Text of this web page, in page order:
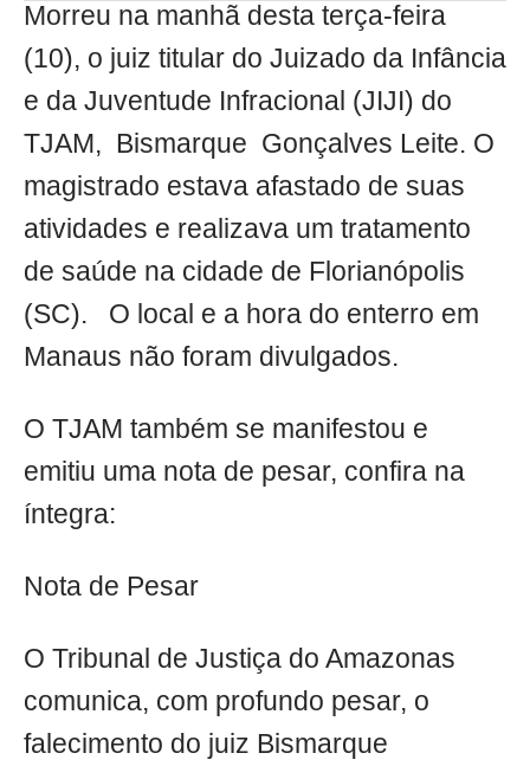
Morreu na manhã desta terça-feira
(10), o juiz titular do Juizado da Infância
e da Juventude Infracional (JIJI) do
TJAM, Bismarque Gonçalves Leite. O
magistrado estava afastado de suas
atividades e realizava um tratamento
de saúde na cidade de Florianópolis
(SC). O local e a hora do enterro em
Manaus não foram divulgados.
O TJAM também se manifestou e
emitiu uma nota de pesar, confira na
íntegra:
Nota de Pesar
O Tribunal de Justiça do Amazonas
comunica, com profundo pesar, o
falecimento do juiz Bismarque